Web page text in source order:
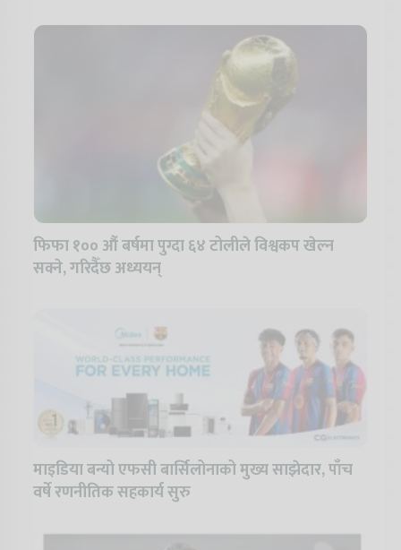
फिफा १०० औं बर्षमा पुग्दा ६४ टोलीले विश्वकप खेल्न
सक्ने, गरिदैँछ अध्ययन्
माइडिया बन्यो एफसी बार्सिलोनाको मुख्य साझेदार, पाँच
वर्षे रणनीतिक सहकार्य सुरु